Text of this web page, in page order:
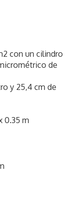
con un cilindro
de
y 25,4 cm de
0.35 m